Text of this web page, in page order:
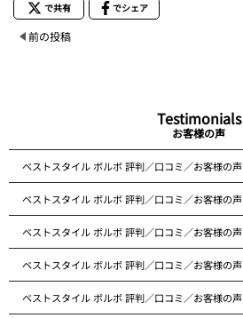
で共有 でシェア
前の投稿
Testimonials
お客様の声
ベストスタイル ボルボ 評判／口コミ／お客様の声
ベストスタイル ボルボ 評判／口コミ／お客様の声
ベストスタイル ボルボ 評判／口コミ／お客様の声
ベストスタイル ボルボ 評判／口コミ／お客様の声
ベストスタイル ボルボ 評判／口コミ／お客様の声